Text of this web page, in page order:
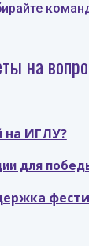
на
на ИГЛУ?
для